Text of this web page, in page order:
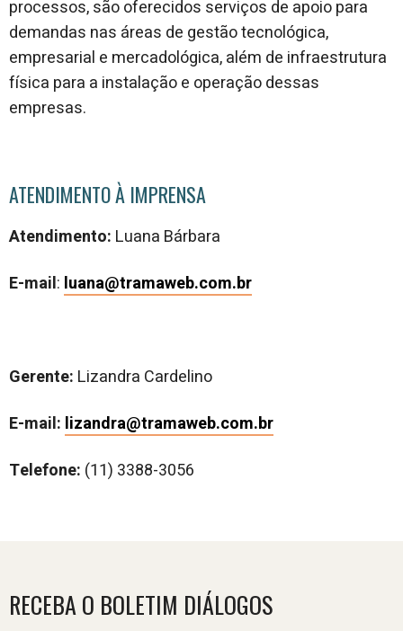
processos, são oferecidos serviços de apoio para
demandas nas áreas de gestão tecnológica,
empresarial e mercadológica, além de infraestrutura
física para a instalação e operação dessas
empresas.
ATENDIMENTO À IMPRENSA
Atendimento: Luana Bárbara
E-mail: luana@tramaweb.com.br
Gerente: Lizandra Cardelino
E-mail: lizandra@tramaweb.com.br
Telefone: (11) 3388-3056
RECEBA O BOLETIM DIÁLOGOS